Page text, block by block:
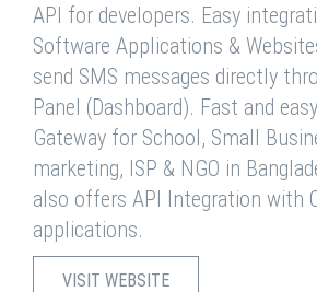
API for developers. Easy
Software Applications &
send SMS messages directly
Panel (Dashboard). Fast and
Gateway for School, Small
marketing, ISP & NGO in
also offers API Integration with
applications.
VISIT WEBSITE